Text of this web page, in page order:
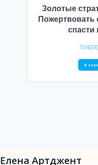
Золотые
Пожертвовать
спасти
В
Елена Артджент